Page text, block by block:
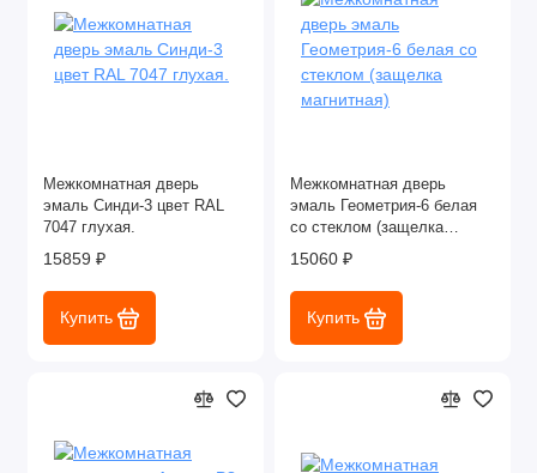
Межкомнатная дверь
эмаль Синди-3 цвет RAL
7047 глухая.
15859 ₽
Купить
Межкомнатная дверь
эмаль Геометрия-6 белая
со стеклом (защелка
магнитная)
15060 ₽
Купить